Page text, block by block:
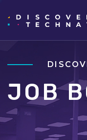
JOB